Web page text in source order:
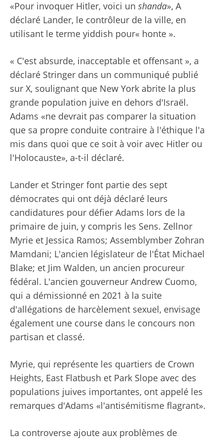
«Pour invoquer Hitler, voici un shanda», A
déclaré Lander, le contrôleur de la ville, en
utilisant le terme yiddish pour« honte ».
« C'est absurde, inacceptable et offensant », a
déclaré Stringer dans un communiqué publié
sur X, soulignant que New York abrite la plus
grande population juive en dehors d'Israël.
Adams «ne devrait pas comparer la situation
que sa propre conduite contraire à l'éthique l'a
mis dans quoi que ce soit à voir avec Hitler ou
l'Holocauste», a-t-il déclaré.
Lander et Stringer font partie des sept
démocrates qui ont déjà déclaré leurs
candidatures pour défier Adams lors de la
primaire de juin, y compris les Sens. Zellnor
Myrie et Jessica Ramos; Assemblymber Zohran
Mamdani; L'ancien législateur de l'État Michael
Blake; et Jim Walden, un ancien procureur
fédéral. L'ancien gouverneur Andrew Cuomo,
qui a démissionné en 2021 à la suite
d'allégations de harcèlement sexuel, envisage
également une course dans le concours non
partisan et classé.
Myrie, qui représente les quartiers de Crown
Heights, East Flatbush et Park Slope avec des
populations juives importantes, ont appelé les
remarques d'Adams «l'antisémitisme flagrant».
La controverse ajoute aux problèmes de